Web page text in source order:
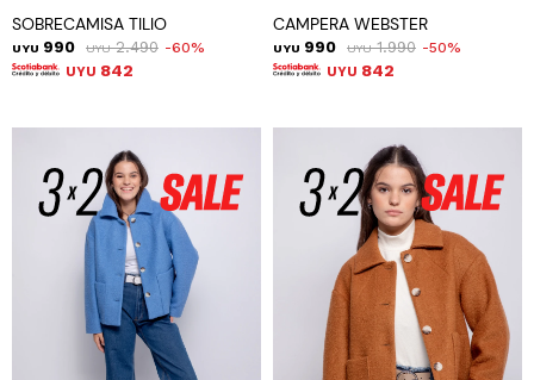
SOBRECAMISA TILIO
UYU 990 UYU 2.490 60
UYU 842
CAMPERA WEBSTER
UYU 990 UYU 1.990 50
UYU 842